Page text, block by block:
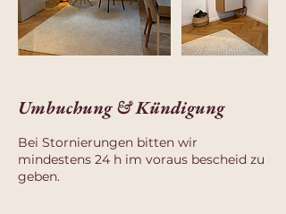
Umbuchung & Kündigung
Bei Stornierungen bitten wir
mindestens 24 h im voraus bescheid zu
geben.